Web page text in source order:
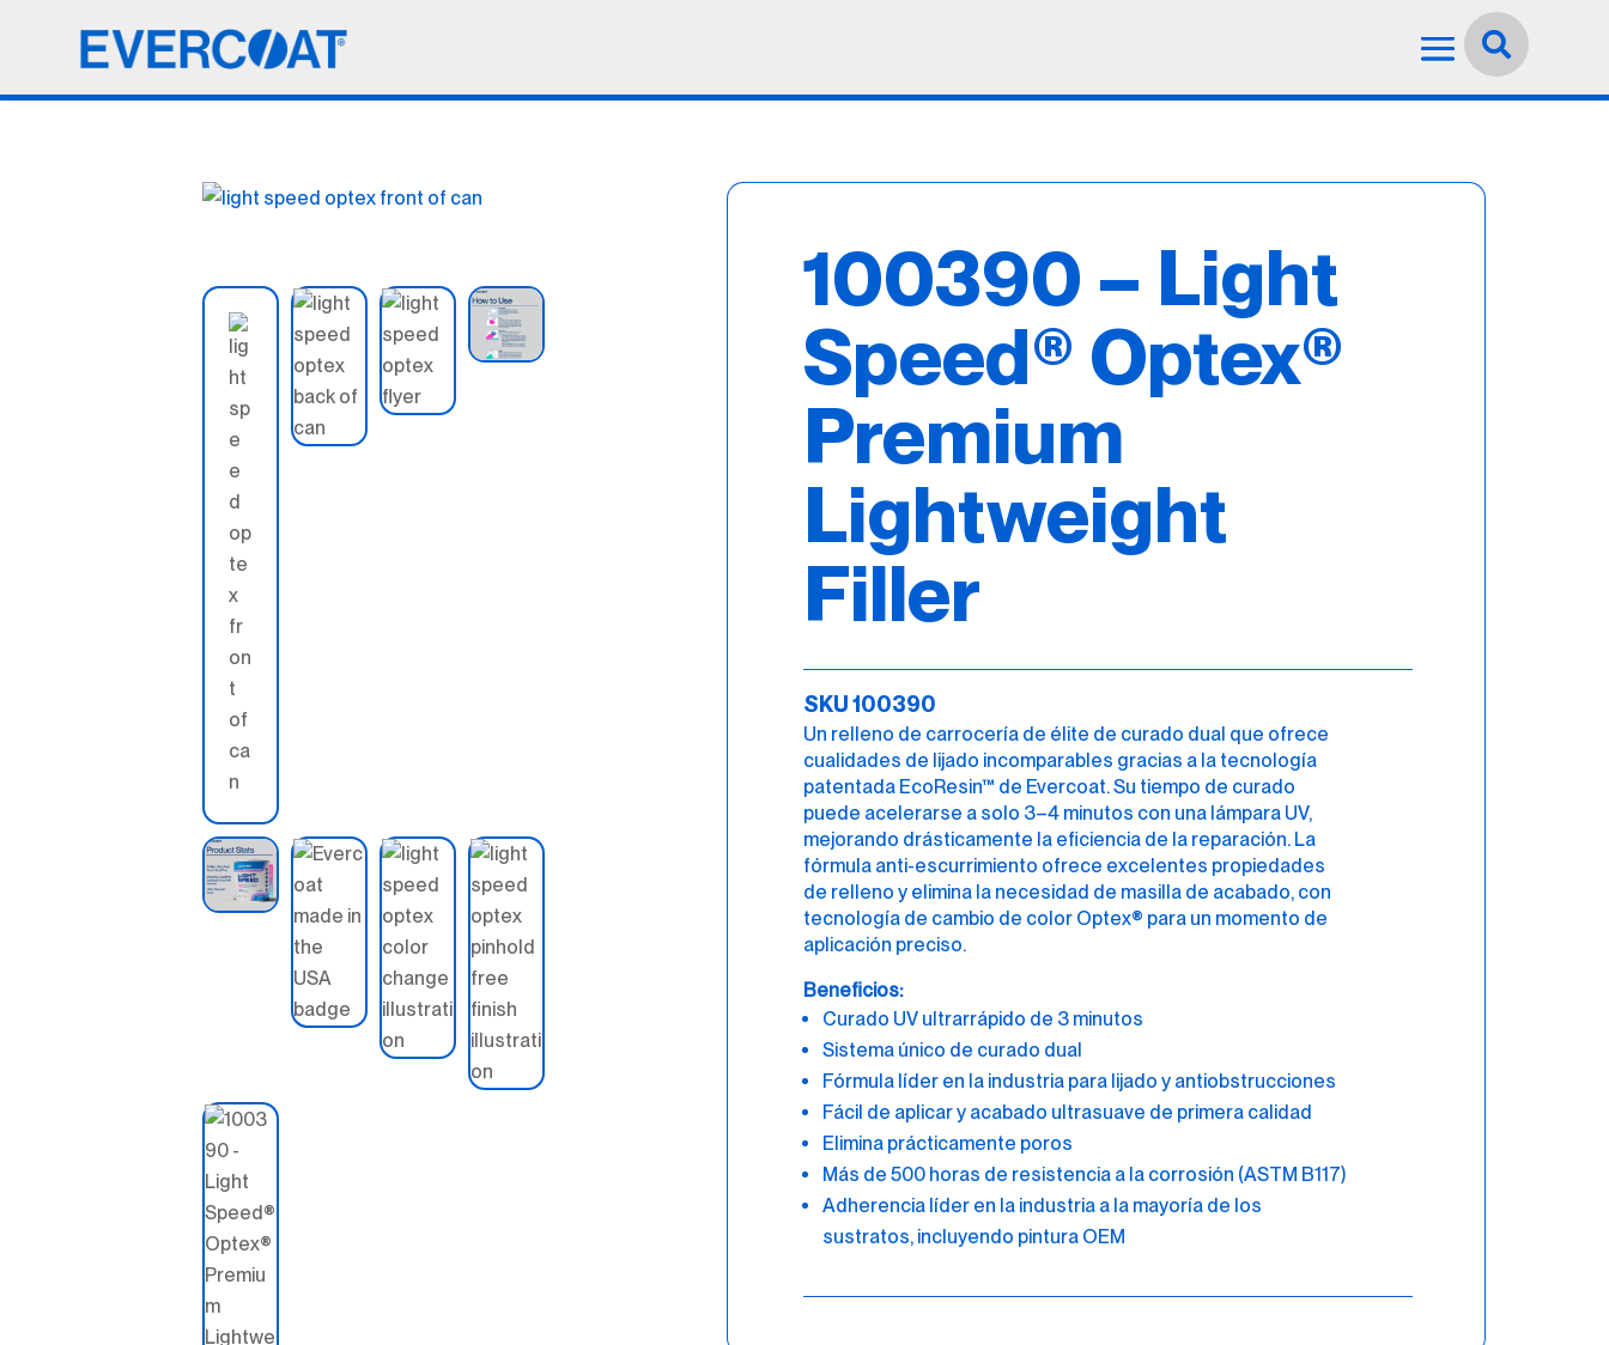
Español


100390 – Light
Speed® Optex®
Premium
Lightweight
Filler
SKU 100390
Un relleno de carrocería de élite de curado dual que ofrece
cualidades de lijado incomparables gracias a la tecnología
patentada EcoResin™ de Evercoat. Su tiempo de curado
puede acelerarse a solo 3–4 minutos con una lámpara UV,
mejorando drásticamente la eficiencia de la reparación. La
fórmula anti-escurrimiento ofrece excelentes propiedades
de relleno y elimina la necesidad de masilla de acabado, con
tecnología de cambio de color Optex® para un momento de
aplicación preciso.
Beneficios:
Curado UV ultrarrápido de 3 minutos
Sistema único de curado dual
Fórmula líder en la industria para lijado y antiobstrucciones
Fácil de aplicar y acabado ultrasuave de primera calidad
Elimina prácticamente poros
Más de 500 horas de resistencia a la corrosión (ASTM B117)
Adherencia líder en la industria a la mayoría de los
sustratos, incluyendo pintura OEM